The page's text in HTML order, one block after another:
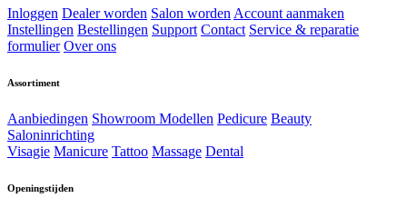
Inloggen Dealer worden Salon wordenAccount aanmaken
Instellingen Bestellingen Support Contact Service & reparatie
formulier Over ons
Assortiment
Aanbiedingen Showroom Modellen Pedicure Beauty
Saloninrichting
Visagie Manicure Tattoo Massage Dental
Openingstijden